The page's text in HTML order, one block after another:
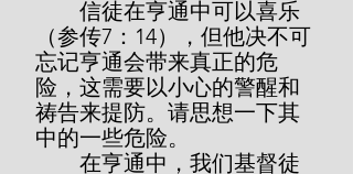
（参传7：14），但他决不可
忘记亨通会带来真正的危
险，这需要以小心的警醒和
祷告来提防。请思想一下其
中的一些危险。